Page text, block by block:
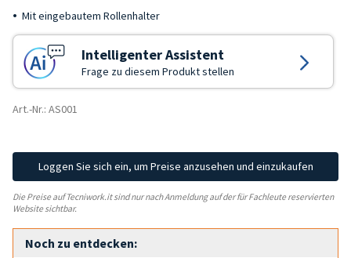
Mit eingebautem Rollenhalter
Intelligenter Assistent
Frage zu diesem Produkt stellen
Art.-Nr.: AS001
Loggen Sie sich ein, um Preise anzusehen und einzukaufen
Die Preise auf Tecniwork.it sind nur nach Anmeldung auf der für Fachleute reservierten
Website sichtbar.
Noch zu entdecken: